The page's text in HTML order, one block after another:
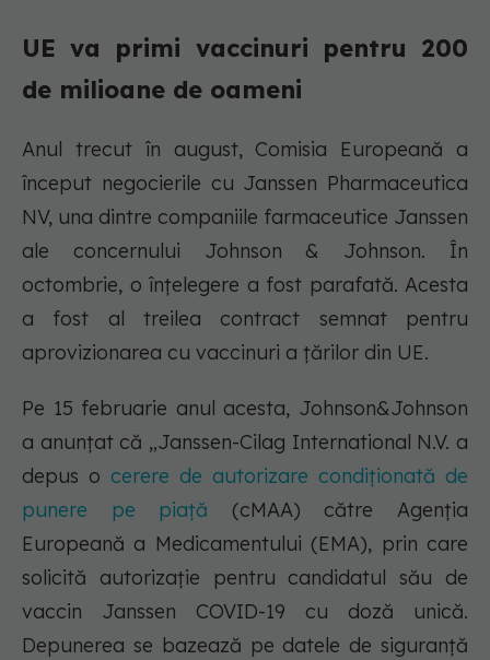
UE va primi vaccinuri pentru 200
de milioane de oameni
Anul trecut în august, Comisia Europeană a
început negocierile cu Janssen Pharmaceutica
NV, una dintre companiile farmaceutice Janssen
ale concernului Johnson & Johnson. În
octombrie, o înțelegere a fost parafată. Acesta
a fost al treilea contract semnat pentru
aprovizionarea cu vaccinuri a țărilor din UE.
Pe 15 februarie anul acesta, Johnson&Johnson
a anunțat că „Janssen-Cilag International N.V. a
depus o cerere de autorizare condiționată de
punere pe piață (cMAA) către Agenția
Europeană a Medicamentului (EMA), prin care
solicită autorizație pentru candidatul său de
vaccin Janssen COVID-19 cu doză unică.
Depunerea se bazează pe datele de siguranță